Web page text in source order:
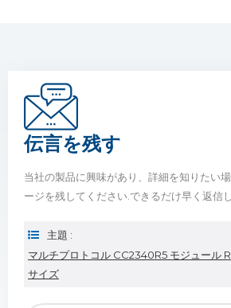
伝言を残す
当社の製品に興味があり、詳細を知りたい
ージを残してください.できるだけ早く返信
主題 :
マルチプロトコル CC2340R5 モジュール
サイズ